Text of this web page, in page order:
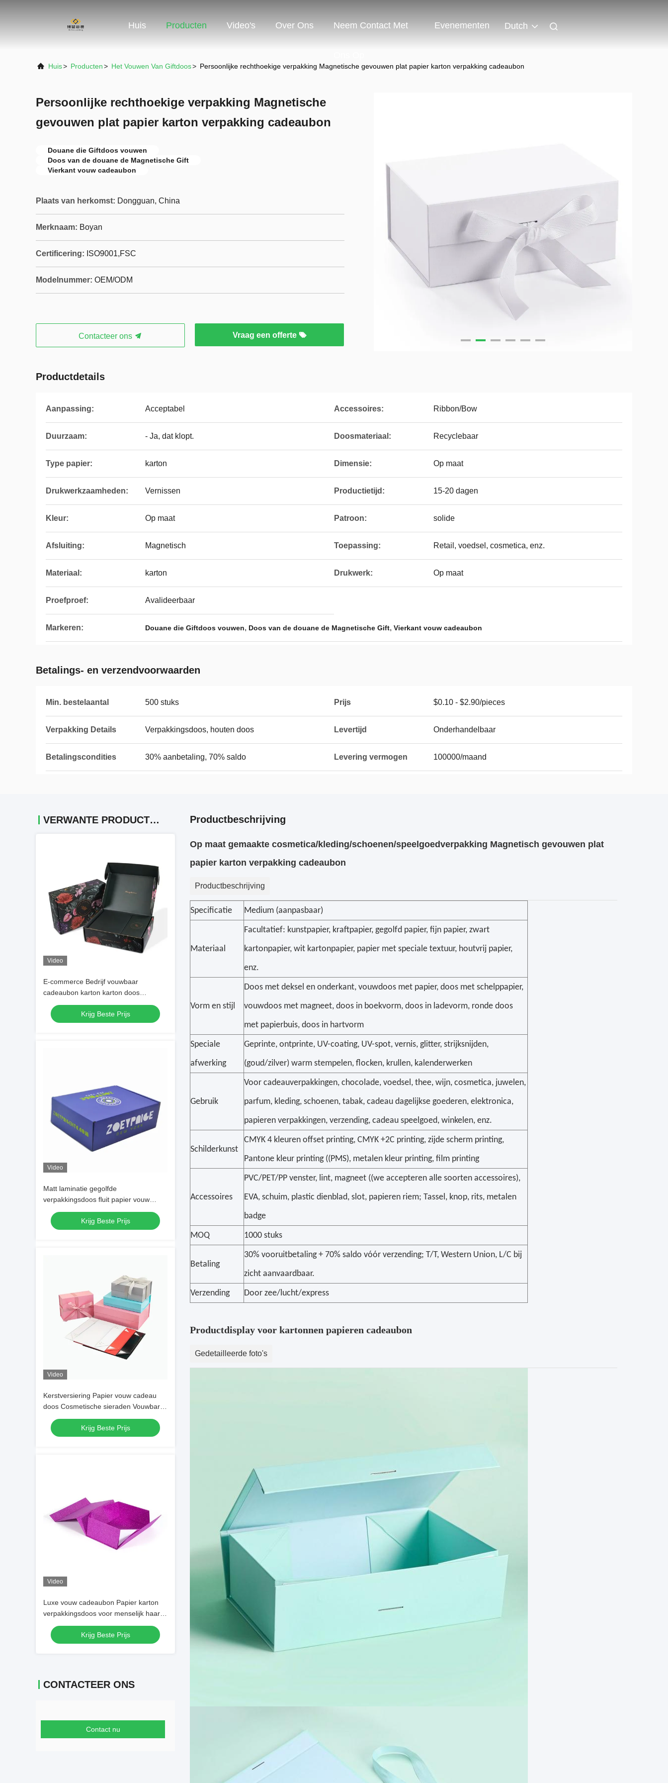
Huis Producten Video's Over Ons Neem Contact Met Evenementen Dutch
Huis> Producten> Het Vouwen Van Giftdoos> Persoonlijke rechthoekige verpakking Magnetische gevouwen plat papier karton verpakking cadeaubon
Persoonlijke rechthoekige verpakking Magnetische
gevouwen plat papier karton verpakking cadeaubon
Douane die Giftdoos vouwen
Doos van de douane de Magnetische Gift
Vierkant vouw cadeaubon
Plaats van herkomst: Dongguan, China
Merknaam: Boyan
Certificering: ISO9001,‌FSC
Modelnummer: OEM/ODM
Contacteer ons Vraag een offerte
Productdetails
Aanpassing: Acceptabel Accessoires: Ribbon/Bow
Duurzaam: - Ja, dat klopt. Doosmateriaal: Recyclebaar
Type papier: karton Dimensie: Op maat
Drukwerkzaamheden: Vernissen Productietijd: 15-20 dagen
Kleur: Op maat Patroon: solide
Afsluiting: Magnetisch Toepassing: Retail, voedsel, cosmetica, enz.
Materiaal: karton Drukwerk: Op maat
Proefproef: Avalideerbaar
Markeren: Douane die Giftdoos vouwen, Doos van de douane de Magnetische Gift, Vierkant vouw cadeaubon
Betalings- en verzendvoorwaarden
Min. bestelaantal 500 stuks Prijs $0.10 - $2.90/pieces
Verpakking Details Verpakkingsdoos, houten doos Levertijd Onderhandelbaar
Betalingscondities 30% aanbetaling, 70% saldo Levering vermogen 100000/maand
VERWANTE PRODUCTEN
Video
E-commerce Bedrijf vouwbaar
cadeaubon karton karton doos
gegolfde stijve papiermailers
Krijg Beste Prijs
Video
Matt laminatie gegolfde
verpakkingsdoos fluit papier vouw
kartonnen dozen
Krijg Beste Prijs
Video
Kerstversiering Papier vouw cadeau
doos Cosmetische sieraden Vouwbare
kartonnen dozen
Krijg Beste Prijs
Video
Luxe vouw cadeaubon Papier karton
verpakkingsdoos voor menselijk haar
pruik extensies
Krijg Beste Prijs
CONTACTEER ONS
Contact nu
Productbeschrijving
Op maat gemaakte cosmetica/kleding/schoenen/speelgoedverpakking Magnetisch gevouwen plat
papier karton verpakking cadeaubon
Productbeschrijving
Specificatie Medium (aanpasbaar)
Materiaal
Facultatief: kunstpapier, kraftpapier, gegolfd papier, fijn papier, zwart
kartonpapier, wit kartonpapier, papier met speciale textuur, houtvrij papier,
enz.
Vorm en stijl
Doos met deksel en onderkant, vouwdoos met papier, doos met schelppapier,
vouwdoos met magneet, doos in boekvorm, doos in ladevorm, ronde doos
met papierbuis, doos in hartvorm
Speciale
afwerking
Geprinte, ontprinte, UV-coating, UV-spot, vernis, glitter, strijksnijden,
(goud/zilver) warm stempelen, flocken, krullen, kalenderwerken
Gebruik
Voor cadeauverpakkingen, chocolade, voedsel, thee, wijn, cosmetica, juwelen,
parfum, kleding, schoenen, tabak, cadeau dagelijkse goederen, elektronica,
papieren verpakkingen, verzending, cadeau speelgoed, winkelen, enz.
Schilderkunst
CMYK 4 kleuren offset printing, CMYK +2C printing, zijde scherm printing,
Pantone kleur printing ((PMS), metalen kleur printing, film printing
Accessoires
PVC/PET/PP venster, lint, magneet ((we accepteren alle soorten accessoires),
EVA, schuim, plastic dienblad, slot, papieren riem; Tassel, knop, rits, metalen
badge
MOQ 1000 stuks
Betaling
30% vooruitbetaling + 70% saldo vóór verzending; T/T, Western Union, L/C bij
zicht aanvaardbaar.
Verzending Door zee/lucht/express
Productdisplay voor kartonnen papieren cadeaubon
Gedetailleerde foto's